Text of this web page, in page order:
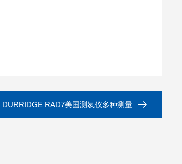
DURRIDGE RAD7美国测氡仪多种测量